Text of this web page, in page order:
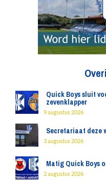
Quick Boys sluit
zevenklapper
9 augustus 2026
Secretariaat deze
3 augustus 2026
Matig Quick Boys
2 augustus 2026